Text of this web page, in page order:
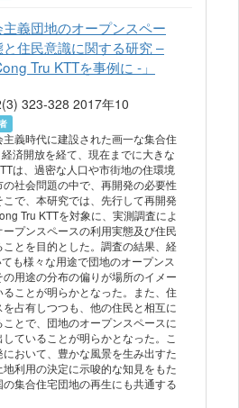
主義団地のオープンスペー
住民意識に関する研究 –
Tru KTTを事例に -」
323-328 2017年10
義時代に建設された画一な集合住
済開放を経て、現在までに大きな
は、過密な人口や市街地の住環境
社会問題の中で、再開発の必要性
で、本研究では、先行して再開発
Tru KTTを対象に、実測調査によ
プンスペースの利用実態及び住民
とを目的とした。調査の結果、経
も様々な用途で団地のオープンス
用途の分布の偏りが場所のイメー
ことが明らかとなった。また、住
占有しつつも、他の住民と相互に
とで、団地のオープンスペースに
ていることが明らかとなった。こ
おいて、豊かな風景を生み出すた
利用の決定に示唆的な知見をもた
集合住宅団地の再生にも共通する